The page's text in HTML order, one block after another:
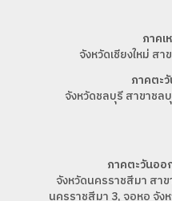
ภาคเ
จังหวัดเชียงใหม่ สา
ภาคตะ
จังหวัดชลบุรี สาขาช
ภาคตะวันออ
จังหวัดนครราชสีมา สา
นครราชสีมา 3, จอหอ จัง